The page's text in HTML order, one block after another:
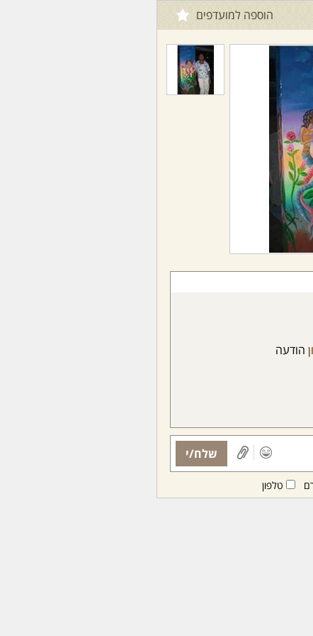
הוספה למועדפים
הודעה
שלח/י
טלפון